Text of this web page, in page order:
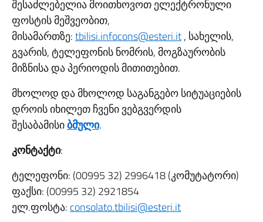
შესაძლებელია მოითხოვოთ ელექტრონული
ფოსტის მეშვეობით,
მისამართზე:tbilisi.infocons@esteri.it, სახელის,
გვარის, ტელეფონის ნომრის, მოგზაურობის
მიზნისა და პერიოდის მითითებით.
მხოლოდ და მხოლოდ საგანგებო სიტუაციების
დროის იხილეთ ჩვენი ვებგვერდის
შესაბამისიბმული.
კონტაქტი:
ტელეფონი: (00995 32) 2996418 (კომუტატორი)
ფაქსი: (00995 32) 2921854
ელ.ფოსტა: consolato.tbilisi@esteri.it